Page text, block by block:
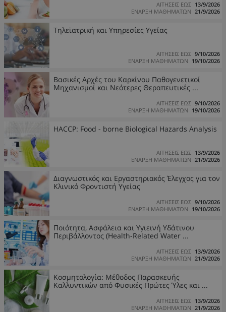
ΑΙΤΗΣΕΙΣ ΕΩΣ 13/9/2026
ΕΝΑΡΞΗ ΜΑΘΗΜΑΤΩΝ 21/9/2026
Τηλεϊατρική και Υπηρεσίες Υγείας
ΑΙΤΗΣΕΙΣ ΕΩΣ 9/10/2026
ΕΝΑΡΞΗ ΜΑΘΗΜΑΤΩΝ 19/10/2026
Βασικές Αρχές του Καρκίνου Παθογενετικοί
Μηχανισμοί και Νεότερες Θεραπευτικές ...
ΑΙΤΗΣΕΙΣ ΕΩΣ 9/10/2026
ΕΝΑΡΞΗ ΜΑΘΗΜΑΤΩΝ 19/10/2026
HACCP: Food - borne Biological Hazards Analysis
ΑΙΤΗΣΕΙΣ ΕΩΣ 13/9/2026
ΕΝΑΡΞΗ ΜΑΘΗΜΑΤΩΝ 21/9/2026
Διαγνωστικός και Εργαστηριακός Έλεγχος για τον
Κλινικό Φροντιστή Υγείας
ΑΙΤΗΣΕΙΣ ΕΩΣ 9/10/2026
ΕΝΑΡΞΗ ΜΑΘΗΜΑΤΩΝ 19/10/2026
Ποιότητα, Ασφάλεια και Υγιεινή Υδάτινου
Περιβάλλοντος (Health-Related Water ...
ΑΙΤΗΣΕΙΣ ΕΩΣ 13/9/2026
ΕΝΑΡΞΗ ΜΑΘΗΜΑΤΩΝ 21/9/2026
Κοσμητολογία: Μέθοδος Παρασκευής
Καλλυντικών από Φυσικές Πρώτες Ύλες και ...
ΑΙΤΗΣΕΙΣ ΕΩΣ 13/9/2026
ΕΝΑΡΞΗ ΜΑΘΗΜΑΤΩΝ 21/9/2026